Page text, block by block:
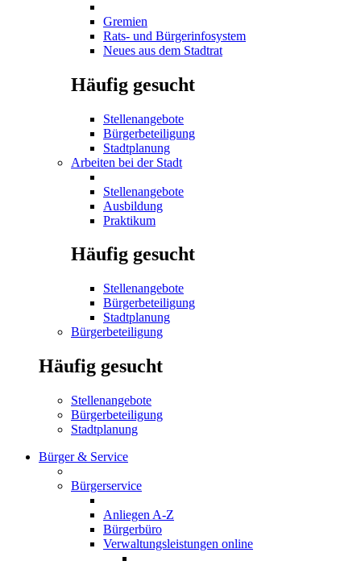
Gremien
Rats- und Bürgerinfosystem
Neues aus dem Stadtrat
Häufig gesucht
Stellenangebote
Bürgerbeteiligung
Stadtplanung
Arbeiten bei der Stadt
Stellenangebote
Ausbildung
Praktikum
Häufig gesucht
Stellenangebote
Bürgerbeteiligung
Stadtplanung
Bürgerbeteiligung
Häufig gesucht
Stellenangebote
Bürgerbeteiligung
Stadtplanung
Bürger & Service
Bürgerservice
Anliegen A-Z
Bürgerbüro
Verwaltungsleistungen online